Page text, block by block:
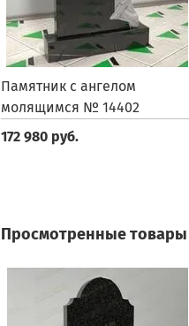
Памятник с ангелом
молящимся № 14402
172 980 руб.
Просмотренные товары